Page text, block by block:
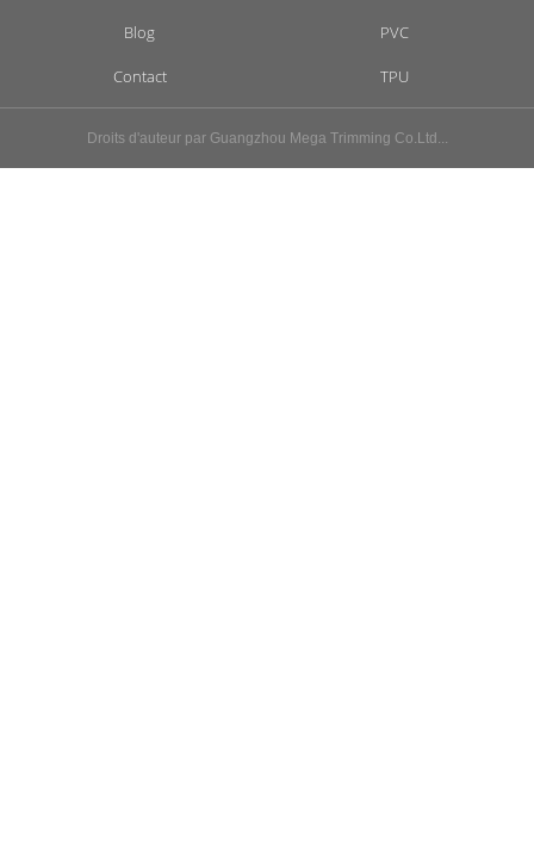
Blog
Contact
PVC
TPU
Droits d'auteur par Guangzhou Mega Trimming Co.Ltd...